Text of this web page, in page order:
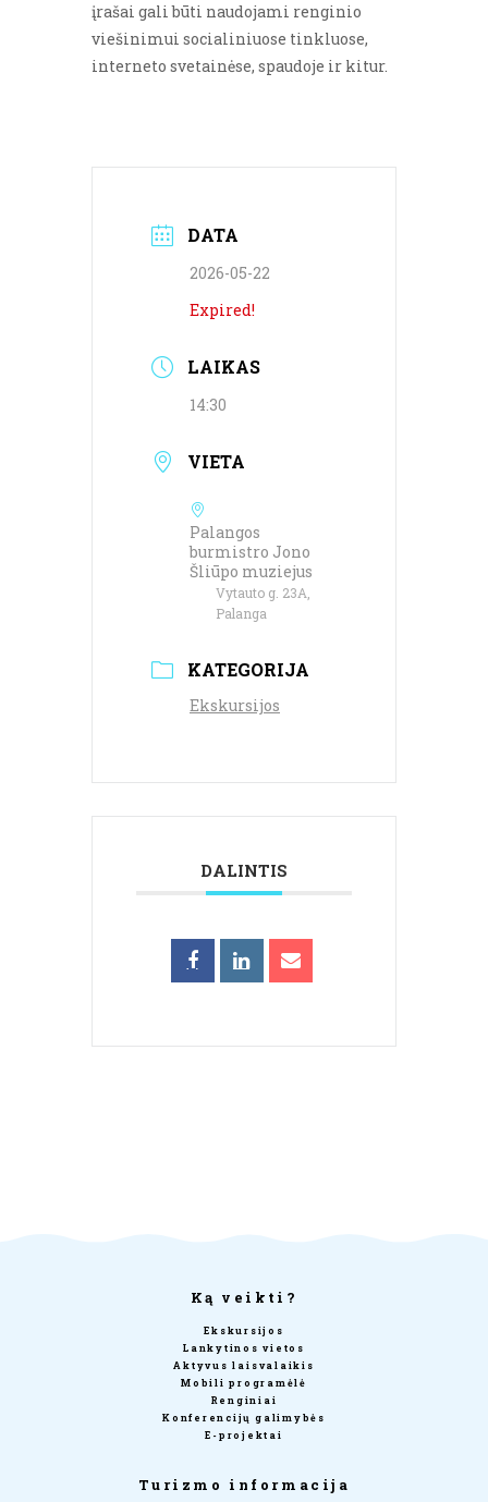
įrašai gali būti naudojami renginio
viešinimui socialiniuose tinkluose,
interneto svetainėse, spaudoje ir kitur.
DATA
2026-05-22
Expired!
LAIKAS
14:30
VIETA
Palangos
burmistro Jono
Šliūpo muziejus
Vytauto g. 23A,
Palanga
KATEGORIJA
Ekskursijos
DALINTIS
Ką veikti?
Ekskursijos
Lankytinos vietos
Aktyvus laisvalaikis
Mobili programėlė
Renginiai
Konferencijų galimybės
E-projektai
Turizmo informacija